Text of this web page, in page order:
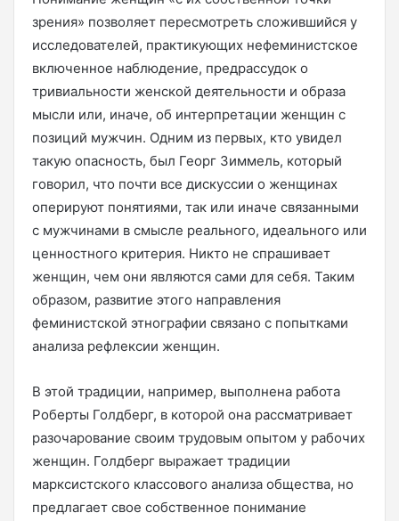
зрения» позволяет пересмотреть сложившийся у
исследователей, практикующих нефеминистское
включенное наблюдение, предрассудок о
тривиальности женской деятельности и образа
мысли или, иначе, об интерпретации женщин с
позиций мужчин. Одним из первых, кто увидел
такую опасность, был Георг Зиммель, который
говорил, что почти все дискуссии о женщинах
оперируют понятиями, так или иначе связанными
с мужчинами в смысле реального, идеального или
ценностного критерия. Никто не спрашивает
женщин, чем они являются сами для себя. Таким
образом, развитие этого направления
феминистской этнографии связано с попытками
анализа рефлексии женщин.
В этой традиции, например, выполнена работа
Роберты Голдберг, в которой она рассматривает
разочарование своим трудовым опытом у рабочих
женщин. Голдберг выражает традиции
марксистского классового анализа общества, но
предлагает свое собственное понимание